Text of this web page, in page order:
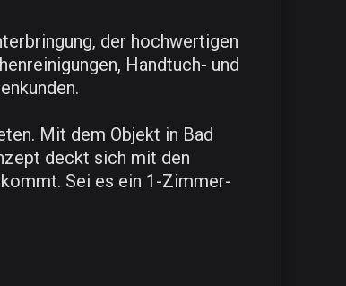
der hochwertigen
Handtuch- und
Mit dem Objekt in Bad
deckt sich mit den
Sei es ein 1-Zimmer-